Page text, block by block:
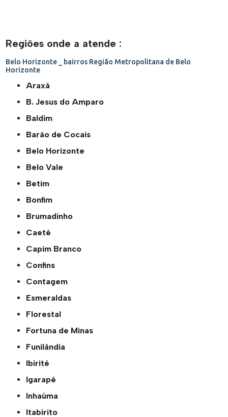
Regiões onde a atende :
Belo Horizonte _ bairros Região Metropolitana de Belo
Horizonte
Araxá
B. Jesus do Amparo
Baldim
Barão de Cocais
Belo Horizonte
Belo Vale
Betim
Bonfim
Brumadinho
Caeté
Capim Branco
Confins
Contagem
Esmeraldas
Florestal
Fortuna de Minas
Funilândia
Ibirité
Igarapé
Inhaúma
Itabirito